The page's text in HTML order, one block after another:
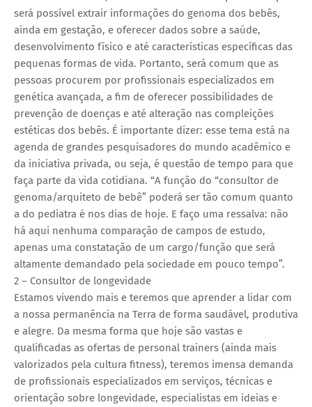
será possível extrair informações do genoma dos bebês,
ainda em gestação, e oferecer dados sobre a saúde,
desenvolvimento físico e até características específicas das
pequenas formas de vida. Portanto, será comum que as
pessoas procurem por profissionais especializados em
genética avançada, a fim de oferecer possibilidades de
prevenção de doenças e até alteração nas compleições
estéticas dos bebês. É importante dizer: esse tema está na
agenda de grandes pesquisadores do mundo acadêmico e
da iniciativa privada, ou seja, é questão de tempo para que
faça parte da vida cotidiana. “A função do “consultor de
genoma/arquiteto de bebê” poderá ser tão comum quanto
a do pediatra é nos dias de hoje. E faço uma ressalva: não
há aqui nenhuma comparação de campos de estudo,
apenas uma constatação de um cargo/função que será
altamente demandado pela sociedade em pouco tempo”.
2 – Consultor de longevidade
Estamos vivendo mais e teremos que aprender a lidar com
a nossa permanência na Terra de forma saudável, produtiva
e alegre. Da mesma forma que hoje são vastas e
qualificadas as ofertas de personal trainers (ainda mais
valorizados pela cultura fitness), teremos imensa demanda
de profissionais especializados em serviços, técnicas e
orientação sobre longevidade, especialistas em ideias e